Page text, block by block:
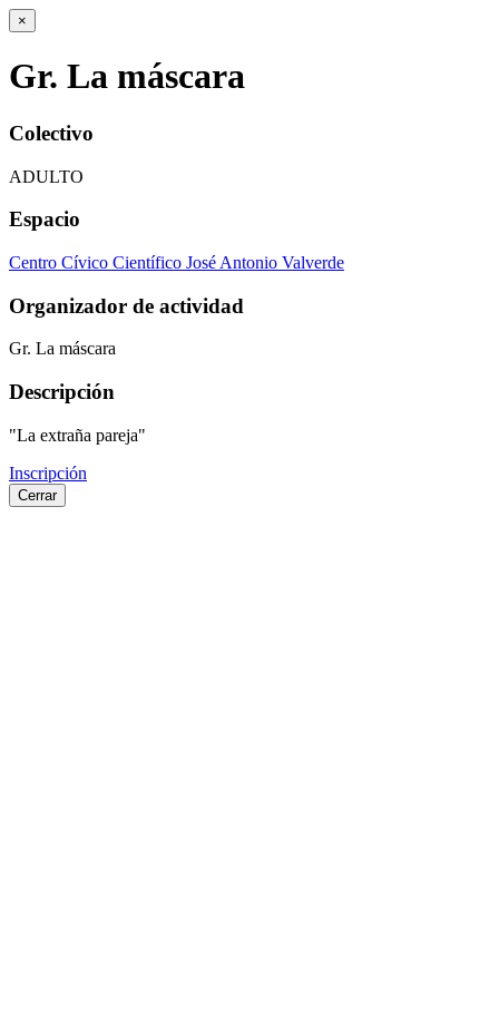
×
Gr. La máscara
Colectivo
ADULTO
Espacio
Centro Cívico Científico José Antonio Valverde
Organizador de actividad
Gr. La máscara
Descripción
"La extraña pareja"
Inscripción
Cerrar